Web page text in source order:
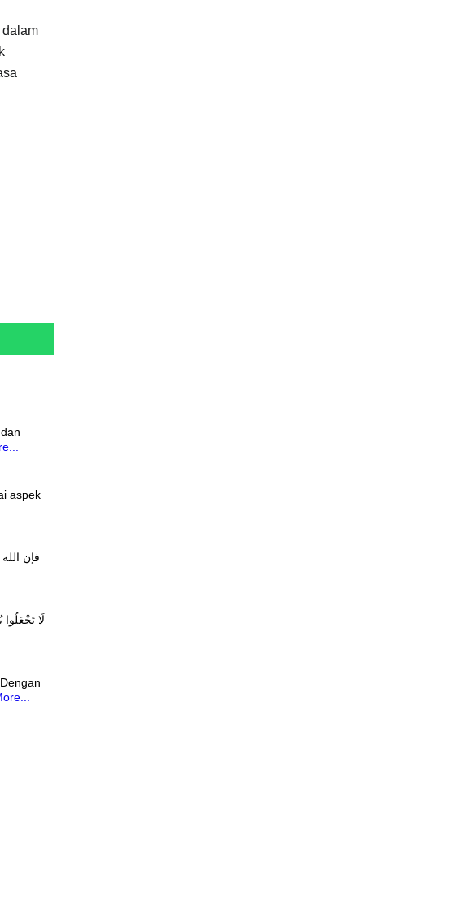
aspek